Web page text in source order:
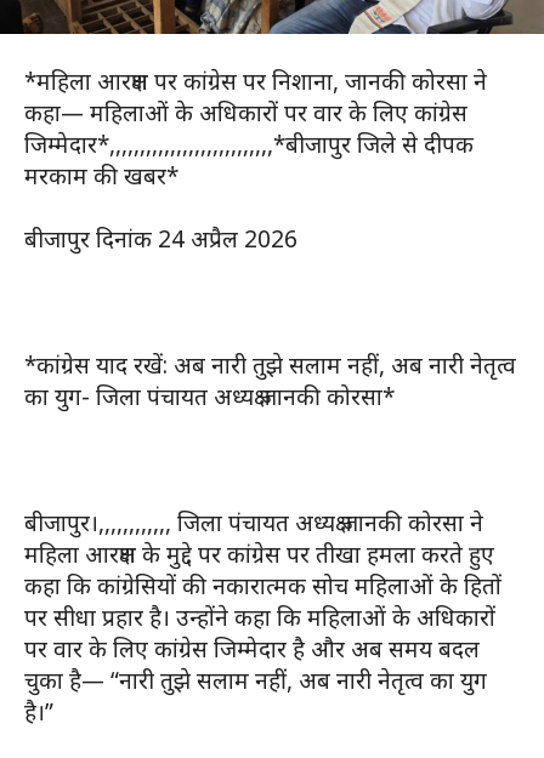
*महिला आरक्षण पर कांग्रेस पर निशाना, जानकी कोरसा ने
कहा— महिलाओं के अधिकारों पर वार के लिए कांग्रेस
जिम्मेदार*,,,,,,,,,,,,,,,,,,,,,,,,,,,*बीजापुर जिले से दीपक
मरकाम की खबर*
बीजापुर दिनांक 24 अप्रैल 2026
*कांग्रेस याद रखें: अब नारी तुझे सलाम नहीं, अब नारी नेतृत्व
का युग- जिला पंचायत अध्यक्ष जानकी कोरसा*
बीजापुर।,,,,,,,,,,,, जिला पंचायत अध्यक्ष जानकी कोरसा ने
महिला आरक्षण के मुद्दे पर कांग्रेस पर तीखा हमला करते हुए
कहा कि कांग्रेसियों की नकारात्मक सोच महिलाओं के हितों
पर सीधा प्रहार है। उन्होंने कहा कि महिलाओं के अधिकारों
पर वार के लिए कांग्रेस जिम्मेदार है और अब समय बदल
चुका है— “नारी तुझे सलाम नहीं, अब नारी नेतृत्व का युग
है।”